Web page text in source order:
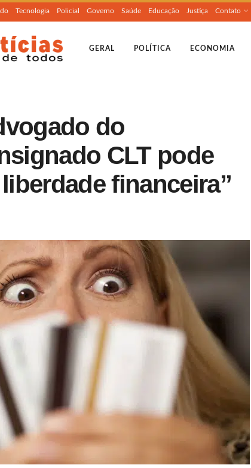
Tecnologia Policial Governo Saúde Educação Justiça Contato
GERAL POLÍTICA ECONOMIA
do
CLT pode
financeira”